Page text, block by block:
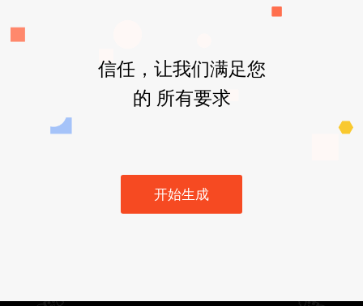
信任，让我们满足您
的 所有要求
开始生成